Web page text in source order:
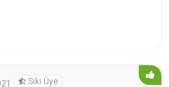
Sıkı Üye